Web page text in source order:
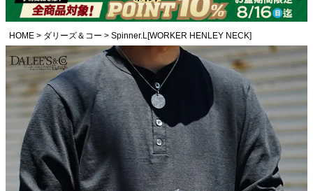
HOME ダリーズ＆コー Spinner.L[WORKER HENLEY NECK]